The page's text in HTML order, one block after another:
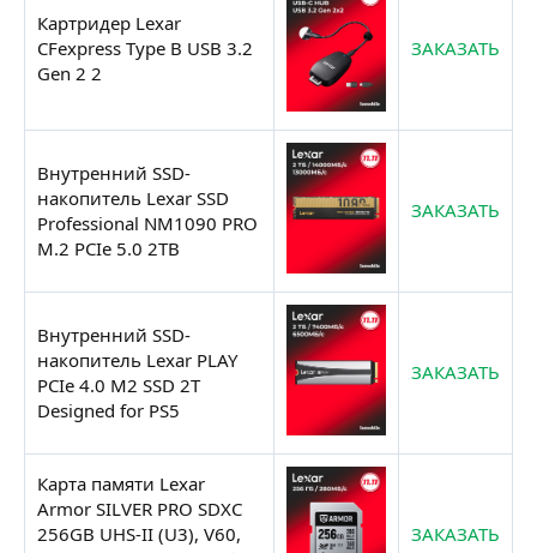
Картридер Lexar
CFexpress Type B USB 3.2
Gen 2 2
ЗАКАЗАТЬ
Внутренний SSD-
накопитель Lexar SSD
Professional NM1090 PRO
M.2 PCIe 5.0 2TB
ЗАКАЗАТЬ
Внутренний SSD-
накопитель Lexar PLAY
PCIe 4.0 M2 SSD 2T
Designed for PS5
ЗАКАЗАТЬ
Карта памяти Lexar
Armor SILVER PRO SDXC
256GB UHS-II (U3), V60,
ЗАКАЗАТЬ